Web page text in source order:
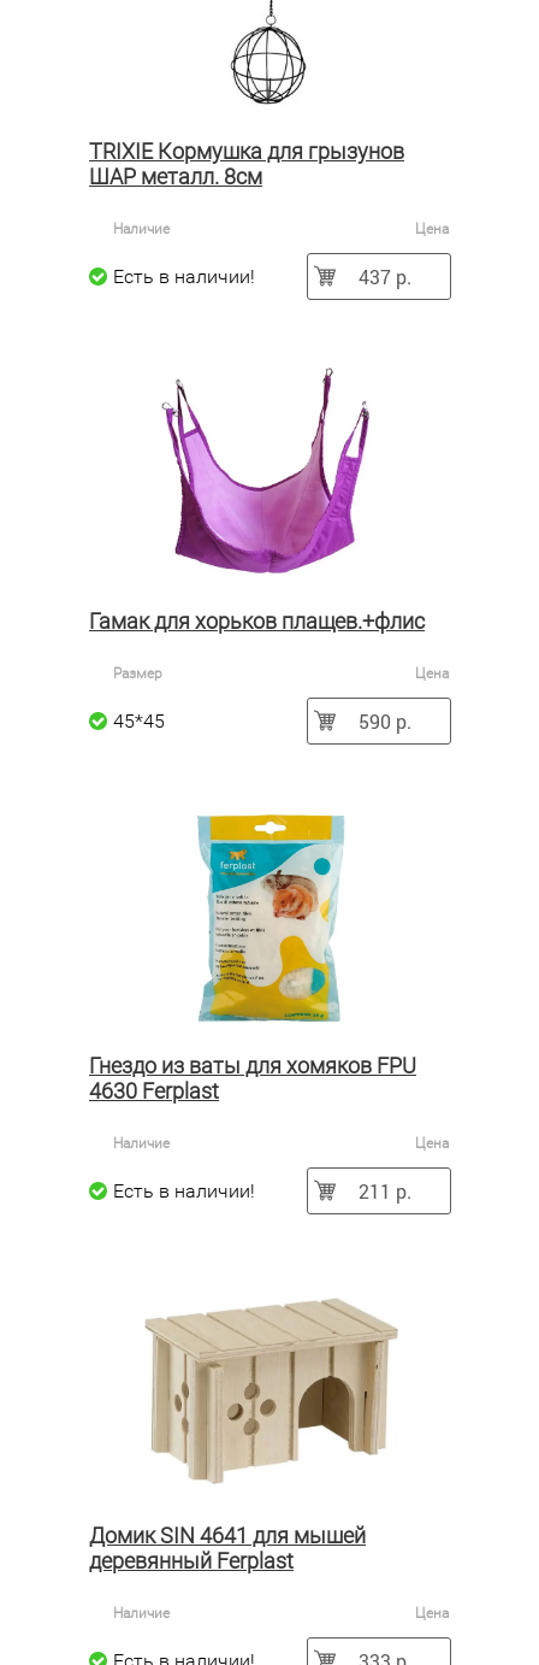
TRIXIE Кормушка для грызунов
ШАР металл. 8см
Наличие Цена
Есть в наличии! 437 р.
Гамак для хорьков плащев.+флис
Размер Цена
45*45 590 р.
Гнездо из ваты для хомяков FPU
4630 Ferplast
Наличие Цена
Есть в наличии! 211 р.
Домик SIN 4641 для мышей
деревянный Ferplast
Наличие Цена